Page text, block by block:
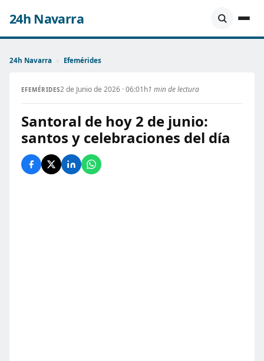
24h Navarra
24h Navarra › Efemérides
EFEMÉRIDES2 de Junio de 2026 · 06:01h1 min de lectura
Santoral de hoy 2 de junio:
santos y celebraciones del día